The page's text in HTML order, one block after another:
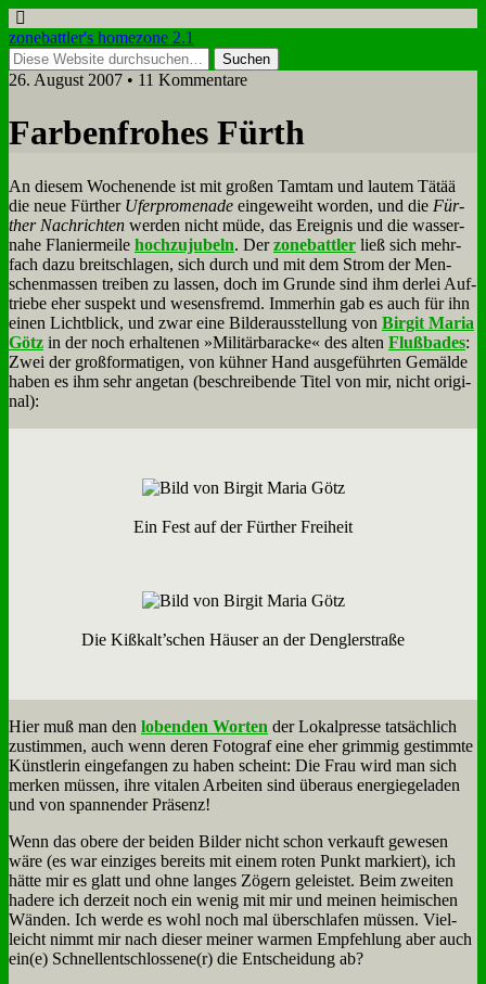
zonebattler's homezone 2.1
26. August 2007 • 11 Kommentare
Far­ben­fro­hes Fürth
An die­sem Wo­chen­en­de ist mit gro­ßen Tam­tam und lau­tem Tätää
die neue Für­ther Ufer­pro­me­na­de ein­ge­weiht wor­den, und die Für­
ther Nach­rich­ten wer­den nicht mü­de, das Er­eig­nis und die was­ser­
na­he Fla­nier­mei­le hoch­zu­ju­beln. Derzone­batt­ler ließ sich mehr­
fach da­zu breit­schla­gen, sich durch und mit dem Strom der Men­
schen­mas­sen trei­ben zu las­sen, doch im Grun­de sind ihm der­lei Auf­
trie­be eher su­spekt und we­sens­fremd. Im­mer­hin gab es auch für ihn
ei­nen Licht­blick, und zwar ei­ne Bil­der­aus­stel­lung von Bir­git Ma­ria
Götz in der noch er­hal­te­nen »Mi­li­tär­ba­racke« des al­ten Fluß­ba­des:
Zwei der groß­for­ma­ti­gen, von küh­ner Hand aus­ge­führ­ten Ge­mäl­de
ha­ben es ihm sehr an­ge­tan (be­schrei­ben­de Ti­tel von mir, nicht ori­gi­
nal):
Ein Fest auf der Für­ther Frei­heit
Die Kißkalt’schen Häu­ser an der Deng­ler­stra­ße
Hier muß man den lo­ben­den Wor­ten der Lo­kal­pres­se tat­säch­lich
zu­stim­men, auch wenn de­ren Fo­to­graf ei­ne eher grim­mig ge­stimm­te
Künst­le­rin ein­ge­fan­gen zu ha­ben scheint: Die Frau wird man sich
mer­ken müs­sen, ih­re vi­ta­len Ar­bei­ten sind über­aus en­er­gie­ge­la­den
und von span­nen­der Prä­senz!
Wenn das obe­re der bei­den Bil­der nicht schon ver­kauft ge­we­sen
wä­re (es war ein­zi­ges be­reits mit ei­nem ro­ten Punkt mar­kiert), ich
hät­te mir es glatt und oh­ne lan­ges Zö­gern ge­lei­stet. Beim zwei­ten
ha­de­re ich der­zeit noch ein we­nig mit mir und mei­nen hei­mi­schen
Wän­den. Ich wer­de es wohl noch mal über­schla­fen müs­sen. Viel­
leicht nimmt mir nach die­ser mei­ner war­men Emp­feh­lung aber auch
ein(e) Schnellentschlossene(r) die Ent­schei­dung ab?